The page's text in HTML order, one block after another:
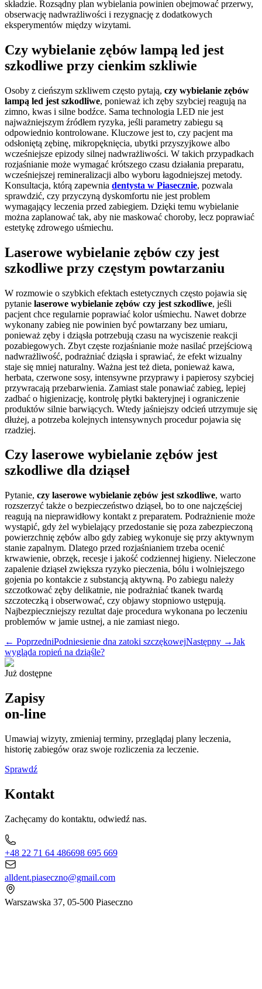
składzie. Rozsądny plan wybielania powinien obejmować przerwy,
obserwację nadwrażliwości i rezygnację z dodatkowych
eksperymentów między wizytami.
Czy wybielanie zębów lampą led jest
szkodliwe przy cienkim szkliwie
Osoby z cieńszym szkliwem często pytają, czy wybielanie zębów
lampą led jest szkodliwe, ponieważ ich zęby szybciej reagują na
zimno, kwas i silne bodźce. Sama technologia LED nie jest
najważniejszym źródłem ryzyka, jeśli parametry zabiegu są
odpowiednio kontrolowane. Kluczowe jest to, czy pacjent ma
odsłoniętą zębinę, mikropęknięcia, ubytki przyszyjkowe albo
wcześniejsze epizody silnej nadwrażliwości. W takich przypadkach
rozjaśnianie może wymagać krótszego czasu działania preparatu,
wcześniejszej remineralizacji albo wyboru łagodniejszej metody.
Konsultacja, którą zapewnia dentysta w Piasecznie, pozwala
sprawdzić, czy przyczyną dyskomfortu nie jest problem
wymagający leczenia przed zabiegiem. Dzięki temu wybielanie
można zaplanować tak, aby nie maskować choroby, lecz poprawiać
estetykę zdrowego uśmiechu.
Laserowe wybielanie zębów czy jest
szkodliwe przy częstym powtarzaniu
W rozmowie o szybkich efektach estetycznych często pojawia się
pytanie laserowe wybielanie zębów czy jest szkodliwe, jeśli
pacjent chce regularnie poprawiać kolor uśmiechu. Nawet dobrze
wykonany zabieg nie powinien być powtarzany bez umiaru,
ponieważ zęby i dziąsła potrzebują czasu na wyciszenie reakcji
pozabiegowych. Zbyt częste rozjaśnianie może nasilać przejściową
nadwrażliwość, podrażniać dziąsła i sprawiać, że efekt wizualny
staje się mniej naturalny. Ważna jest też dieta, ponieważ kawa,
herbata, czerwone sosy, intensywne przyprawy i papierosy szybciej
przywracają przebarwienia. Zamiast stale ponawiać zabieg, lepiej
zadbać o higienizację, kontrolę płytki bakteryjnej i ograniczenie
produktów silnie barwiących. Wtedy jaśniejszy odcień utrzymuje się
dłużej, a potrzeba kolejnych intensywnych procedur pojawia się
rzadziej.
Czy laserowe wybielanie zębów jest
szkodliwe dla dziąseł
Pytanie, czy laserowe wybielanie zębów jest szkodliwe, warto
rozszerzyć także o bezpieczeństwo dziąseł, bo to one najczęściej
reagują na nieprawidłowy kontakt z preparatem. Podrażnienie może
wystąpić, gdy żel wybielający przedostanie się poza zabezpieczoną
powierzchnię zębów albo gdy zabieg wykonuje się przy aktywnym
stanie zapalnym. Dlatego przed rozjaśnianiem trzeba ocenić
krwawienie, obrzęk, recesje i jakość codziennej higieny. Nieleczone
zapalenie dziąseł zwiększa ryzyko pieczenia, bólu i wolniejszego
gojenia po kontakcie z substancją aktywną. Po zabiegu należy
szczotkować zęby delikatnie, nie podrażniać tkanek twardą
szczoteczką i obserwować, czy objawy stopniowo ustępują.
Najbezpieczniejszy rezultat daje procedura wykonana po leczeniu
problemów w jamie ustnej, a nie zamiast niego.
← PoprzedniPodniesienie dna zatoki szczękowejNastępny →Jak
wygląda ropień na dziąśle?
Już dostępne
Zapisy
on-line
Umawiaj wizyty, zmieniaj terminy, przeglądaj plany leczenia,
historię zabiegów oraz swoje rozliczenia za leczenie.
Sprawdź
Kontakt
Zachęcamy do kontaktu, odwiedź nas.
+48 22 71 64 486698 695 669
alldent.piaseczno@gmail.com
Warszawska 37, 05-500 Piaseczno